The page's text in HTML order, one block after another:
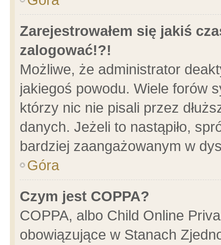
Zarejestrowałem się jakiś
zalogować!?!
Możliwe, że administrator
jakiegoś powodu. Wiele forów
którzy nic nie pisali przez
danych. Jeżeli to nastąpiło,
bardziej zaangażowanym w
Góra
Czym jest COPPA?
COPPA, albo Child Online
obowiązujące w Stanach